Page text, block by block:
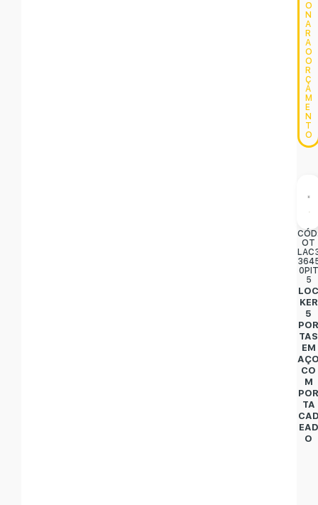
O
N
A
R
A
O
O
R
Ç
A
M
E
N
T
O
OT
0PIT
5
KER
5
TAS
EM
CO
M
TA
EAD
O